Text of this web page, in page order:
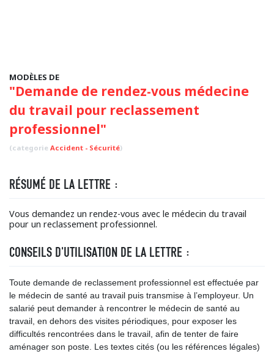
MODÈLES DE
"Demande de rendez-vous médecine
du travail pour reclassement
professionnel"
(categorie Accident - Sécurité)
RÉSUMÉ DE LA LETTRE :
Vous demandez un rendez-vous avec le médecin du travail
pour un reclassement professionnel.
CONSEILS D'UTILISATION DE LA LETTRE :
Toute demande de reclassement professionnel est effectuée par
le médecin de santé au travail puis transmise à l’employeur. Un
salarié peut demander à rencontrer le médecin de santé au
travail, en dehors des visites périodiques, pour exposer les
difficultés rencontrées dans le travail, afin de tenter de faire
aménager son poste. Les textes cités (ou les références légales)